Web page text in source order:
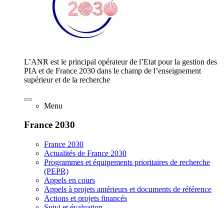
L’ANR est le principal opérateur de l’Etat pour la gestion des
PIA et de France 2030 dans le champ de l’enseignement
supérieur et de la recherche
Menu
France 2030
France 2030
Actualités de France 2030
Programmes et équipements prioritaires de recherche
(PEPR)
Appels en cours
Appels à projets antérieurs et documents de référence
Actions et projets financés